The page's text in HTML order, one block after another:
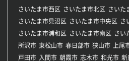
さいたま市西区 さいたま市北区
さいた
さいたま市見沼区
さいたま市中央区
さ
さいたま市浦和区
さいたま市南区 さい
所沢市 東松山市 春日部市 狭山市 上尾
戸田市 入間市 朝霞市 志木市 和光市 新